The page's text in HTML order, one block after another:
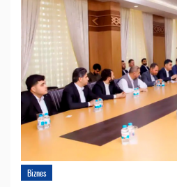
Biznes